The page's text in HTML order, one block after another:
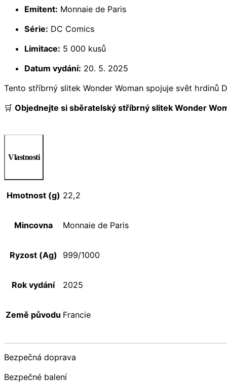
Emitent: Monnaie de Paris
Série: DC Comics
Limitace: 5 000 kusů
Datum vydání: 20. 5. 2025
Tento stříbrný slitek Wonder Woman spojuje svět
🛒 Objednejte si sběratelský stříbrný slitek Wonder
Vlastnosti
Hmotnost (g) 22,2
Mincovna Monnaie de Paris
Ryzost (Ag) 999/1000
Rok vydání 2025
Země původu Francie
Bezpečná doprava
Bezpečné balení